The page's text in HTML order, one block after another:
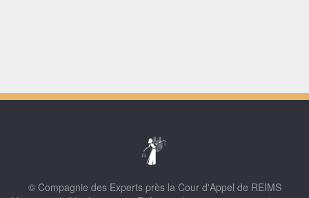
© Compagnie des Experts près la Cour d'Appel de REIMS